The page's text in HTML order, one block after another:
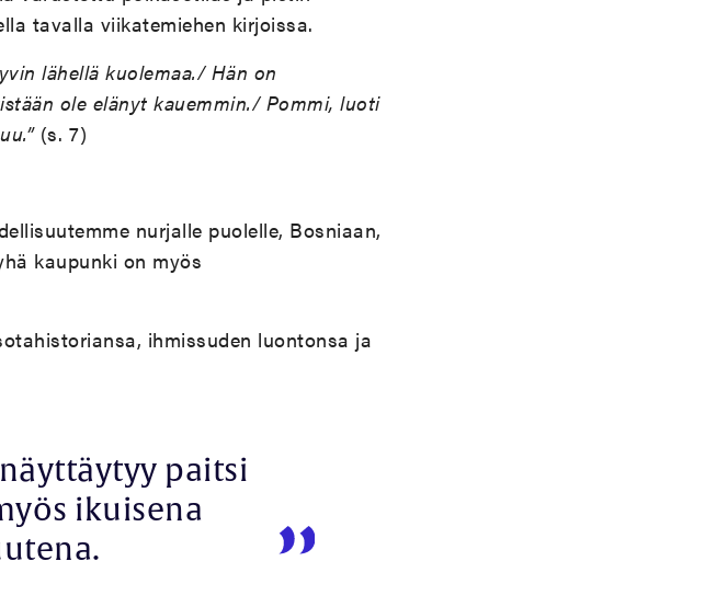
tavalla viikatemiehen kirjoissa.
lähellä kuolemaa./ Hän on
ole elänyt kauemmin./ Pommi, luoti
(s. 7)
nurjalle puolelle, Bosniaan,
kaupunki on myös
ihmissuden luontonsa ja
paitsi
ikuisena